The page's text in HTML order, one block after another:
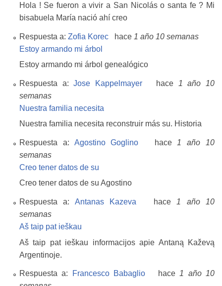
Hola ! Se fueron a vivir a San Nicolás o santa fe ? Mi
bisabuela María nació ahí creo
Respuesta a: Zofia Korec hace 1 año 10 semanas
Estoy armando mi árbol
Estoy armando mi árbol genealógico
Respuesta a:Jose Kappelmayer hace 1 año 10
semanas
Nuestra familia necesita
Nuestra familia necesita reconstruir más su. Historia
Respuesta a: Agostino Goglino hace 1 año 10
semanas
Creo tener datos de su
Creo tener datos de su Agostino
Respuesta a: Antanas Kazeva hace 1 año 10
semanas
Aš taip pat ieškau
Aš taip pat ieškau informacijos apie Antaną Kaževą
Argentinoje.
Respuesta a: Francesco Babaglio hace 1 año 10